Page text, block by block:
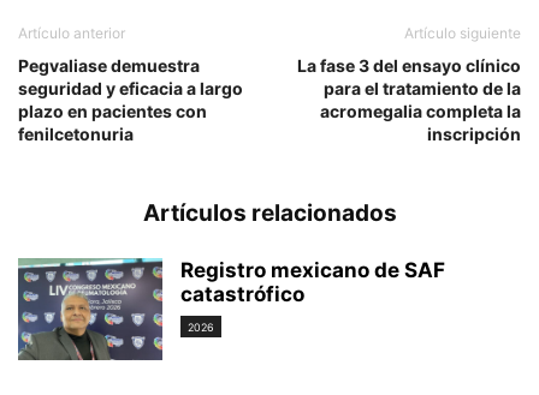
Artículo anterior
Pegvaliase demuestra
seguridad y eficacia a largo
plazo en pacientes con
fenilcetonuria
Artículo siguiente
La fase 3 del ensayo clínico
para el tratamiento de la
acromegalia completa la
inscripción
Artículos relacionados
Registro mexicano de SAF
catastrófico
2026